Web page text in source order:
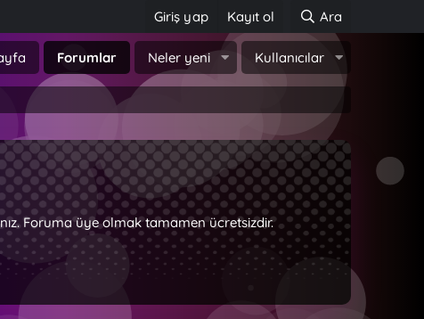
Giriş yap Kayıt ol Ara
Forumlar Neler yeni Kullanıcılar
Foruma üye olmak tamamen ücretsizdir.